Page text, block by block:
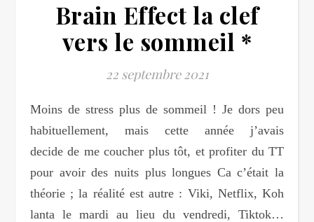
Brain Effect la clef
vers le sommeil *
22 septembre 2021
Moins de stress plus de sommeil ! Je dors peu
habituellement, mais cette année j’avais
decide de me coucher plus tôt, et profiter du TT
pour avoir des nuits plus longues Ca c’était la
théorie ; la réalité est autre : Viki, Netflix, Koh
lanta le mardi au lieu du vendredi, Tiktok…